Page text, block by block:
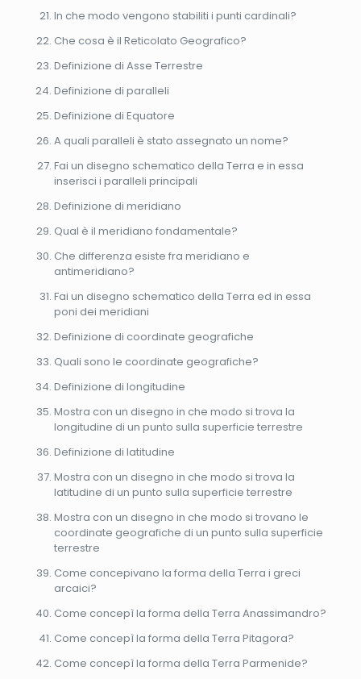
In che modo vengono stabiliti i punti cardinali?
Che cosa è il Reticolato Geografico?
Definizione di Asse Terrestre
Definizione di paralleli
Definizione di Equatore
A quali paralleli è stato assegnato un nome?
Fai un disegno schematico della Terra e in essa
inserisci i paralleli principali
Definizione di meridiano
Qual è il meridiano fondamentale?
Che differenza esiste fra meridiano e
antimeridiano?
Fai un disegno schematico della Terra ed in essa
poni dei meridiani
Definizione di coordinate geografiche
Quali sono le coordinate geografiche?
Definizione di longitudine
Mostra con un disegno in che modo si trova la
longitudine di un punto sulla superficie terrestre
Definizione di latitudine
Mostra con un disegno in che modo si trova la
latitudine di un punto sulla superficie terrestre
Mostra con un disegno in che modo si trovano le
coordinate geografiche di un punto sulla superficie
terrestre
Come concepivano la forma della Terra i greci
arcaici?
Come concepì la forma della Terra Anassimandro?
Come concepì la forma della Terra Pitagora?
Come concepì la forma della Terra Parmenide?